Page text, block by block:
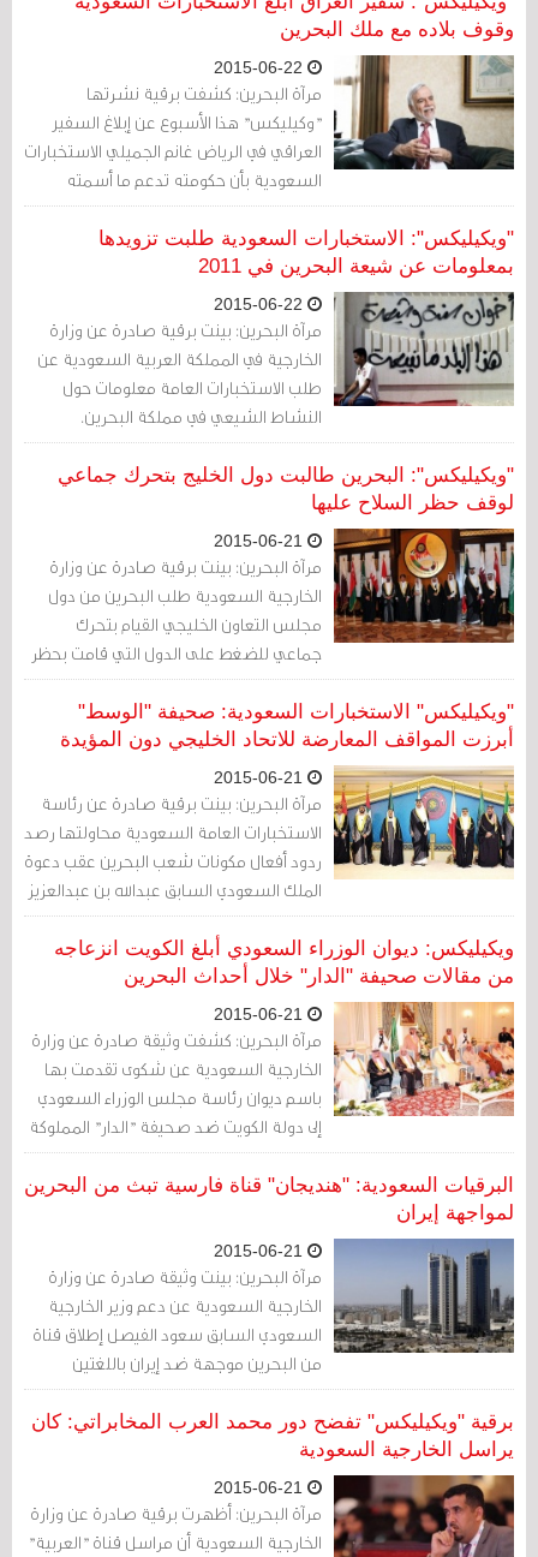
وقوف بلاده مع ملك البحرين
مرآة البحرين: كشفت برقية نشرتها
"وكيليكس" هذا الأسبوع عن إبلاغ السفير
العراقي في الرياض غانم الجميلي الاستخبارات
السعودية بأن حكومته تدعم ما أسمته
"الجهود والإصلاحات التي يقودها الملك حمد
بن عيسى آل خليفة في البحرين" وأن "ما يثار
من تصريحات (في العراق) ضد البحرين تأتي
من أشخاص يمثلون أنفسهم".
"ويكيليكس": الاستخبارات السعودية طلبت تزويدها
بمعلومات عن شيعة البحرين في 2011
مرآة البحرين: بينت برقية صادرة عن وزارة
الخارجية في المملكة العربية السعودية عن
طلب الاستخبارات العامة معلومات حول
النشاط الشيعي في مملكة البحرين.
"ويكيليكس": البحرين طالبت دول الخليج بتحرك جماعي
لوقف حظر السلاح عليها
مرآة البحرين: بينت برقية صادرة عن وزارة
الخارجية السعودية طلب البحرين من دول
مجلس التعاون الخليجي القيام بتحرك
جماعي للضغط على الدول التي قامت بحظر
السلاح عليها بعد أحداث العام 2011 وبينها
ألمانيا وفرنسا وبلجيكا وبريطانيا والولايات
المتحدة.
"ويكيليكس" الاستخبارات السعودية: صحيفة "الوسط"
أبرزت المواقف المعارضة للاتحاد الخليجي دون المؤيدة
مرآة البحرين: بينت برقية صادرة عن رئاسة
الاستخبارات العامة السعودية محاولتها رصد
ردود أفعال مكونات شعب البحرين عقب دعوة
الملك السعودي السابق عبدالله بن عبدالعزيز
لقيام اتحاد خليجي في 2011.
ويكيليكس: ديوان الوزراء السعودي أبلغ الكويت انزعاجه
من مقالات صحيفة "الدار" خلال أحداث البحرين
مرآة البحرين: كشفت وثيقة صادرة عن وزارة
الخارجية السعودية عن شكوى تقدمت بها
باسم ديوان رئاسة مجلس الوزراء السعودي
إلى دولة الكويت ضد صحيفة "الدار" المملوكة
لرجل الأعمال الكويتي محمود حيدر إثر نشرها
مقالات رأت الوزارة بأنها "تتهجم على مواقف
البرقيات السعودية: "هنديجان" قناة فارسية تبث من البحرين
لمواجهة إيران
مرآة البحرين: بينت وثيقة صادرة عن وزارة
الخارجية السعودية عن دعم وزير الخارجية
السعودي السابق سعود الفيصل إطلاق قناة
من البحرين موجهة ضد إيران باللغتين
الفارسية والإنجليزية.
برقية "ويكيليكس" تفضح دور محمد العرب المخابراتي: كان
يراسل الخارجية السعودية
مرآة البحرين: أظهرت برقية صادرة عن وزارة
الخارجية السعودية أن مراسل قناة "العربية"